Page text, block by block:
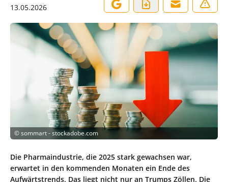
13.05.2026
©sommart - stockadobe.com
Die Pharmaindustrie, die 2025 stark gewachsen war,
erwartet in den kommenden Monaten ein Ende des
Aufwärtstrends. Das liegt nicht nur an Trumps Zöllen. Die